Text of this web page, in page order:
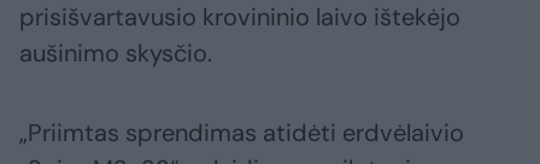
prisišvartavusio krovininio laivo ištekėjo
aušinimo skysčio.
„Priimtas sprendimas atidėti erdvėlaivio